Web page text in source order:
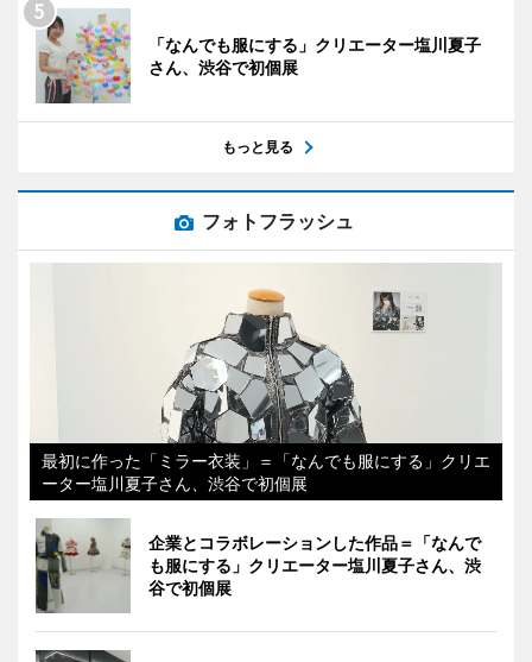
「なんでも服にする」クリエーター塩川夏子
さん、渋谷で初個展
もっと見る
フォトフラッシュ
最初に作った「ミラー衣装」＝「なんでも服にする」クリエ
ーター塩川夏子さん、渋谷で初個展
企業とコラボレーションした作品＝「なんで
も服にする」クリエーター塩川夏子さん、渋
谷で初個展